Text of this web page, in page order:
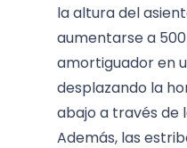
la altura del
aumentarse a
amortiguador en
desplazando la
abajo a través de
Además, las